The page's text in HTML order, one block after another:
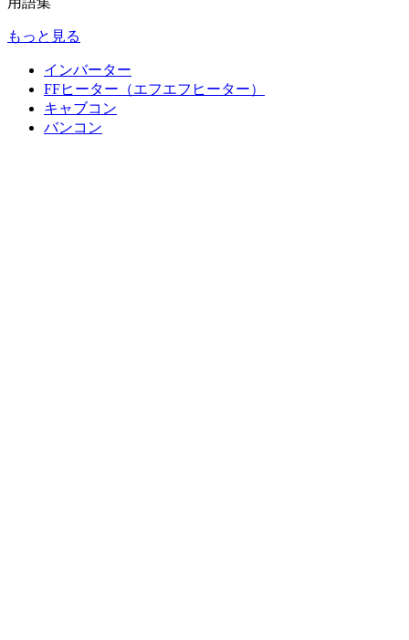
もっと見る
インバーター
FFヒーター（エフエフヒーター）
キャブコン
バンコン